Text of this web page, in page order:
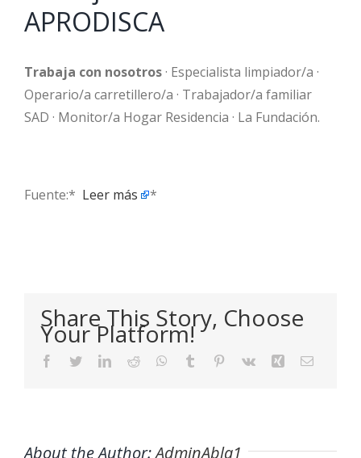
APRODISCA
Trabaja con nosotros· Especialista limpiador/a ·
Operario/a carretillero/a · Trabajador/a familiar
SAD · Monitor/a Hogar Residencia · La Fundación.
Fuente:* ​ Leer más *
Share This Story, Choose
Your Platform!
Facebook
TwitterLinkedIn
Reddit WhatsApp
Tumblr Pinterest
Vk Xing Email
About the Author:AdminAbla1